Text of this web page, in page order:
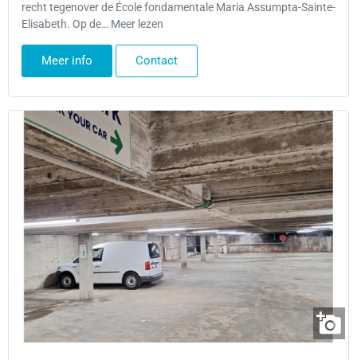
recht tegenover de École fondamentale Maria Assumpta-Sainte-
Elisabeth. Op de… Meer lezen
Meer info Contact